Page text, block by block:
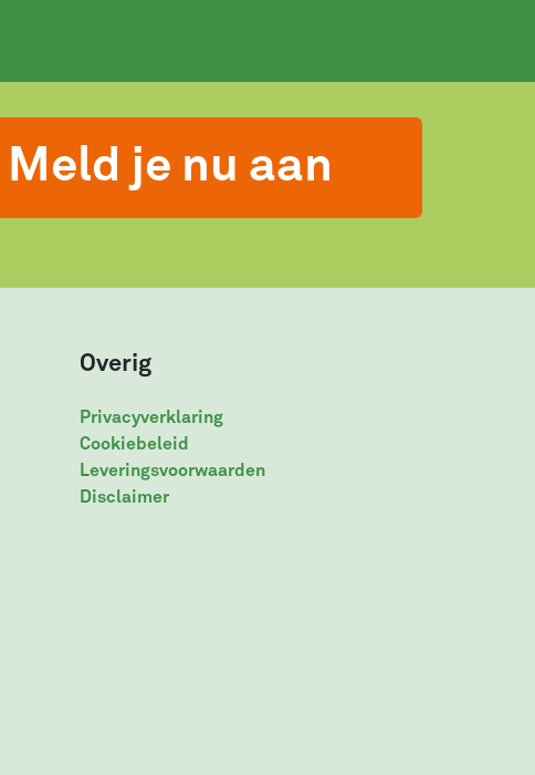
Meld je nu aan
Overig
Privacyverklaring
Cookiebeleid
Leveringsvoorwaarden
Disclaimer